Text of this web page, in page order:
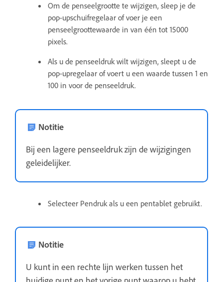
Om de penseelgrootte te wijzigen, sleep je de
pop-upschuifregelaar of voer je een
penseelgroottewaarde in van één tot 15000
pixels.
Als u de penseeldruk wilt wijzigen, sleept u de
pop-upregelaar of voert u een waarde tussen 1 en
100 in voor de penseeldruk.
Notitie
Bij een lagere penseeldruk zijn de wijzigingen
geleidelijker.
Selecteer Pendruk als u een pentablet gebruikt.
Notitie
U kunt in een rechte lijn werken tussen het